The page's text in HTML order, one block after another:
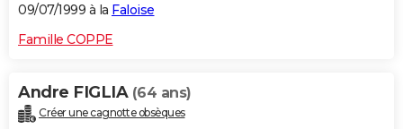
09/07/1999 à la Faloise
Famille COPPE
Andre FIGLIA (64 ans)
Créer une cagnotte obsèques